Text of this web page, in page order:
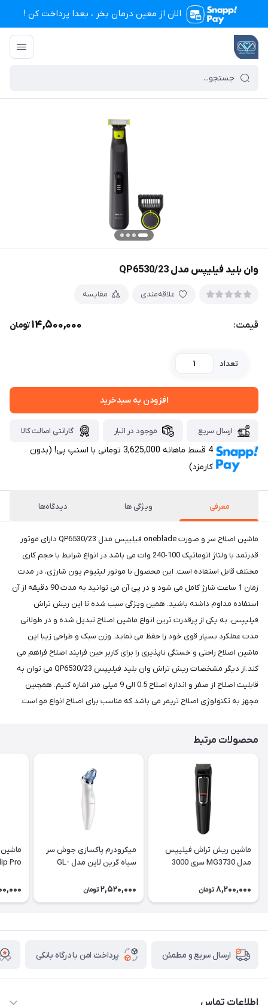
الان از معین درمان بخر ، بعدا پرداخت کن !
تجهیزات پزشکی معین درمان
وان بلید فیلیپس مدل QP6530/23
علاقه‌مندی مقایسه
قیمت: 14,500,000تومان
تعداد
افزودن به سبدخرید
ارسال سریع موجود در انبار گارانتی اصالت کالا
4 قسط ماهانه 3,625,000 تومانی با اسنپ ‌پی! (بدون
کارمزد)
معرفی ویژگی ها دیدگاه‌ها
ماشین اصلاح سر و صورت oneblade فیلیپس مدل QP6530/23 دارای موتور
قدرتمد با ولتاژ اتوماتیک 100-240 وات می باشد در انواع شرایط با حجم کاری
مختلف قابل استفاده است. این محصول با موتور لیتیوم یون شارژی، در مدت
زمان 1 ساعت شارژ کامل می شود و در پی آن می توانید به مدت 90 دقیقه از آن
استفاده مداوم داشته باشید. همین ویژگی سبب شده تا این ریش تراش
فیلیپس، به یکی از پرقدرت ترین انواع ماشین اصلاح تبدیل شده و در طولانی
مدت عملکرد بسیار قوی خود را حفظ می نماید. وزن سبک و طراحی زیبا این
ماشین اصلاح راحتی و خستگی ناپذیری را برای کاربر حین فرایند اصلاح فراهم می
کند.از دیگر مشخصات ریش تراش وان بلید فیلیپس QP6530/23 می توان به
قابلیت اصلاح از صفر و اندازه اصلاح 0.5 الی 9 میلی متر اشاره کنیم. همچنین
مجهز به تکنولوژی اصلاح تریمر می باشد که مناسب برای اصلاح انواع مو است.
محصولات مرتبط
ماشین ریش تراش فیلیپس
مدل MG3730 سری 3000
8,200,000 تومان
میکرودرم پاکسازی جوش سر
سیاه گرین لاین مدل GL-
2,520,000 تومان
Pro
ارسال سریع و مطمئن پرداخت امن با درگاه بانکی
اطلاعات تماس